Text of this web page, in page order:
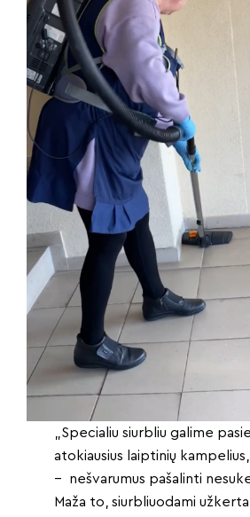
„Specialiu siurbliu galime
atokiausius laiptinių
– nešvarumus pašalinti
Maža to, siurbliuodami